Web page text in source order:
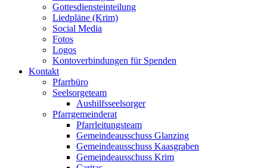
Gottesdiensteinteilung
Liedpläne (Krim)
Social Media
Fotos
Logos
Kontoverbindungen für Spenden
Kontakt
Pfarrbüro
Seelsorgeteam
Aushilfsseelsorger
Pfarrgemeinderat
Pfarrleitungsteam
Gemeindeausschuss Glanzing
Gemeindeausschuss Kaasgraben
Gemeindeausschuss Krim